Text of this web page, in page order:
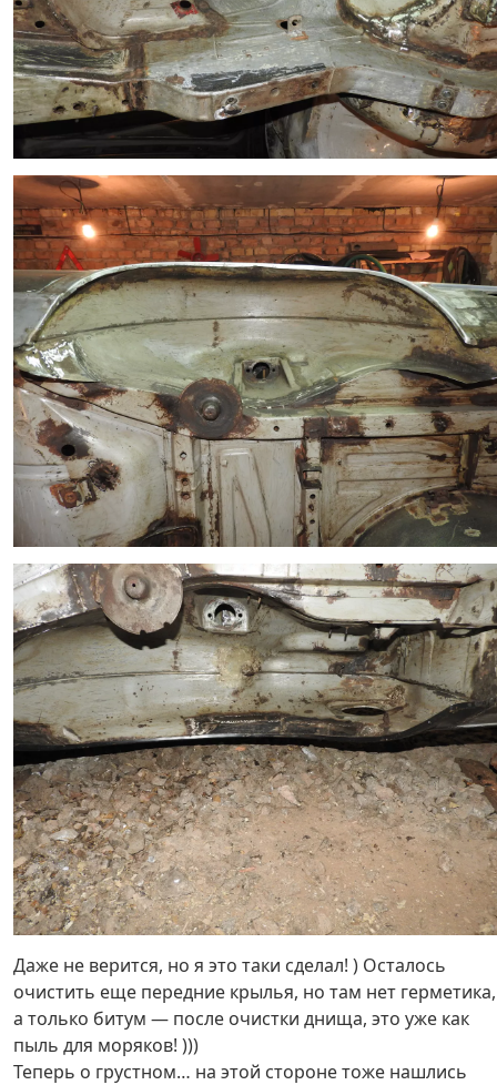
Даже не верится, но я это таки сделал! ) Осталось
очистить еще передние крылья, но там нет герметика,
а только битум — после очистки днища, это уже как
пыль для моряков! )))
Теперь о грустном… на этой стороне тоже нашлись